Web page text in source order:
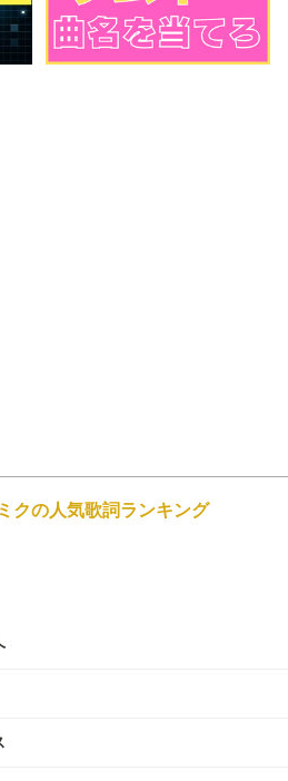
クの人気歌詞ランキング